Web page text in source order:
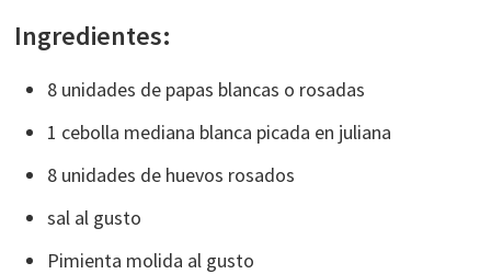
Ingredientes:
8 unidades de papas blancas o rosadas
1 cebolla mediana blanca picada en juliana
8 unidades de huevos rosados
sal al gusto
Pimienta molida al gusto